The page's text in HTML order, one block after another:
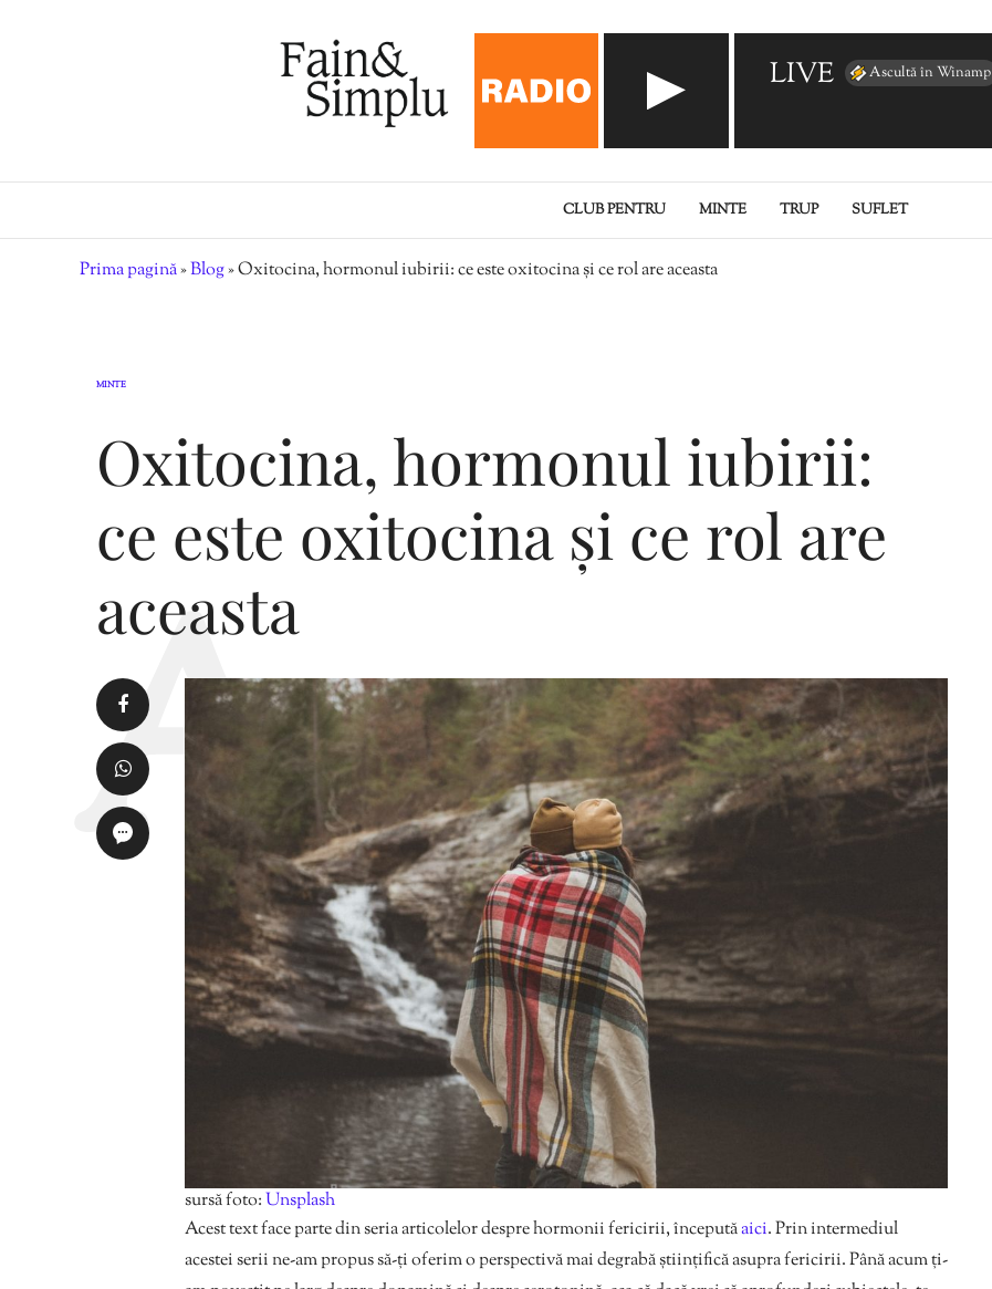
LIVE Ascultă în Winamp
CLUB PENTRU MINTE TRUP SUFLET
Prima pagină»Blog»Oxitocina, hormonul iubirii: ce este oxitocina și ce rol are aceasta
MINTE
Oxitocina, hormonul iubirii:
ce este oxitocina și ce rol are
aceasta
sursă foto:Unsplash
Acest text face parte din seria articolelor despre hormonii fericirii, începutăaici. Prin intermediul
acestei serii ne-am propus să-ți oferim o perspectivă mai degrabă științifică asupra fericirii. Până acum ți-
FRUMOS